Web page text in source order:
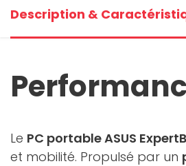
Description &
Le PC portable ASUS
et mobilité. Propulsé par un